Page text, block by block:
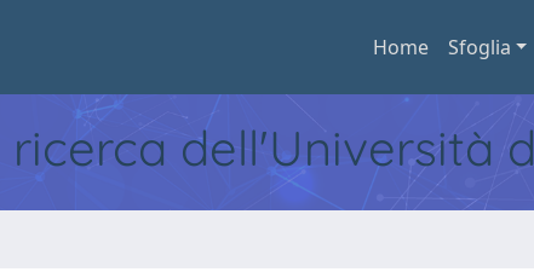
Home Sfoglia
dell'Università